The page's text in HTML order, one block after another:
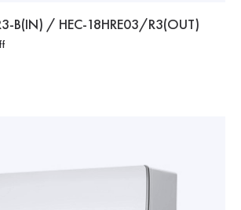
B(IN) / HEC-18HRE03/R3(OUT)